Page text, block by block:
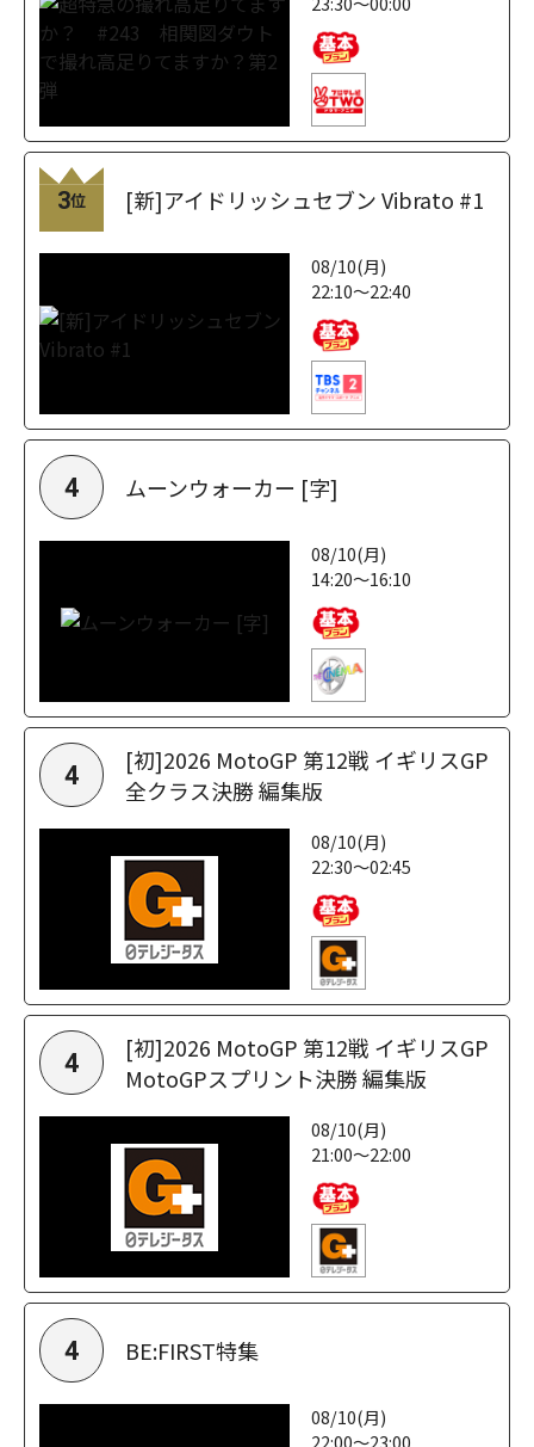
3位 [新]アイドリッシュセブン Vibrato #1
08/10(月)
22:10～22:40
4 ムーンウォーカー [字]
08/10(月)
14:20～16:10
4
[初]2026 MotoGP 第12戦 イギリスGP
全クラス決勝 編集版
08/10(月)
22:30～02:45
4
[初]2026 MotoGP 第12戦 イギリスGP
MotoGPスプリント決勝 編集版
08/10(月)
21:00～22:00
4 BE:FIRST特集
08/10(月)
22:00～23:00